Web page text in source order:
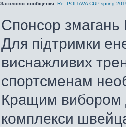
Заголовок сообщения: Re: POLTAVA CUP spring
Спонсор змагань
Для підтримки
виснажливих
спортсменам
Кращим вибором
комплекси